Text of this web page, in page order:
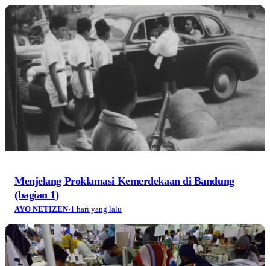
Menjelang Proklamasi Kemerdekaan di Bandung
(bagian 1)
AYO NETIZEN·1 hari yang lalu